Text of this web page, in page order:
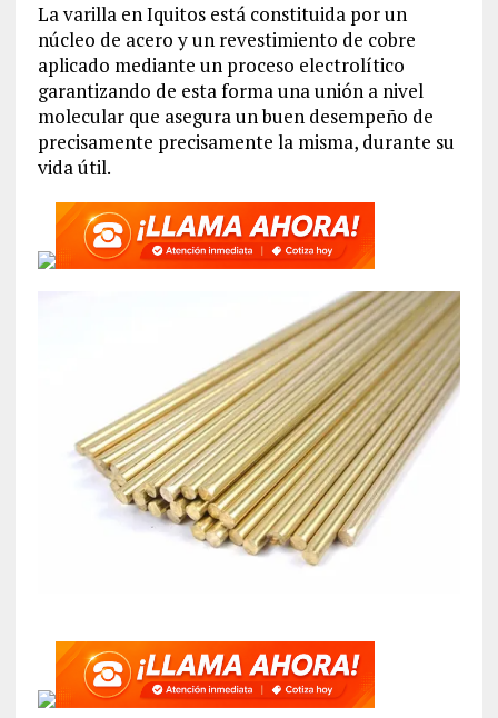
La varilla en Iquitos está constituida por un
núcleo de acero y un revestimiento de cobre
aplicado mediante un proceso electrolítico
garantizando de esta forma una unión a nivel
molecular que asegura un buen desempeño de
precisamente precisamente la misma, durante su
vida útil.